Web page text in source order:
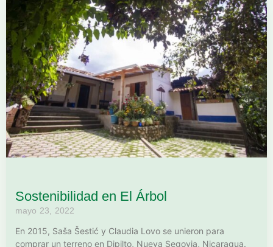
Sostenibilidad en El Árbol
mayo 23, 2022
En 2015, Saša Šestić y Claudia Lovo se unieron para
comprar un terreno en Dipilto, Nueva Segovia, Nicaragua.